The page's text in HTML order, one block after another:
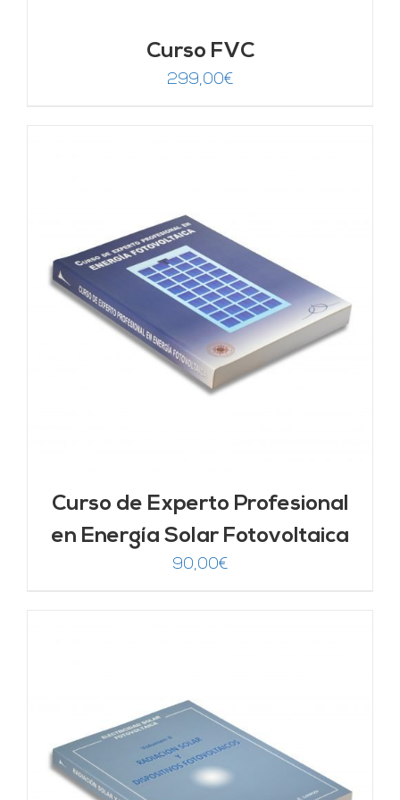
Curso FVC
299,00€
Curso de Experto Profesional
en Energía Solar Fotovoltaica
90,00€